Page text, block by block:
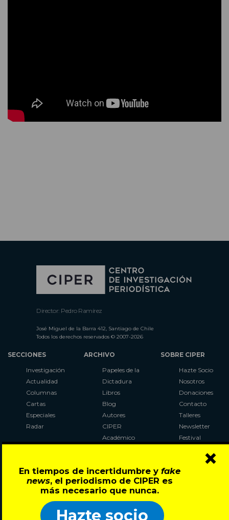
En tiempos de incertidumbre y fake
news, el periodismo de CIPER es
más necesario que nunca.
Hazte socio
×
Director: Pedro Ramírez
José Miguel de la Barra 412, Santiago de Chile
Todos los derechos reservados © 2007-2026
SECCIONES
Investigación
Actualidad
Columnas
Cartas
Especiales
Radar
ARCHIVO
Papeles de la
Dictadura
Libros
Blog
Autores
CIPER
Académico
Al Plebiscito
con CIPER
SOBRE CIPER
Hazte Socio
Nosotros
Donaciones
Contacto
Talleres
Newsletter
Festival